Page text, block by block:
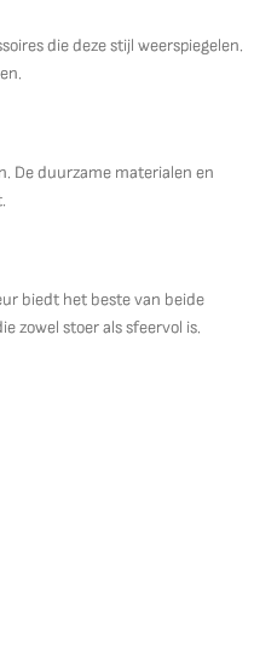
die deze stijl weerspiegelen.
De duurzame materialen en
biedt het beste van beide
zowel stoer als sfeervol is.